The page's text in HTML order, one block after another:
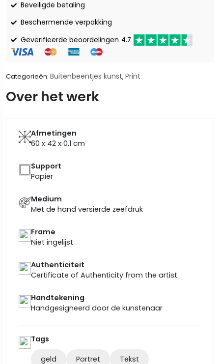
Beveiligde betaling
Beschermende verpakking
Geverifieerde beoordelingen 4.7
Categorieën: Buitenbeentjes kunst, Print
Over het werk
Afmetingen
60 x 42 x 0,1 cm
Support
Papier
Medium
Met de hand versierde zeefdruk
Frame
Niet ingelijst
Authenticiteit
Certificate of Authenticity from the artist
Handtekening
Handgesigneerd door de kunstenaar
Tags
geld Portret Tekst